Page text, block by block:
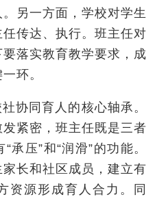
另一方面，学校对学生
传达、执行。班主任对
要落实教育教学要求，成
环。
协同育人的核心轴承。
紧密，班主任既是三者
承压”和“润滑”的功能。
长和社区成员，建立有
资源形成育人合力。同